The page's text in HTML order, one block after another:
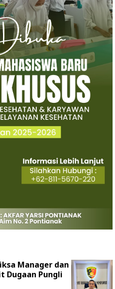
Manager dan
Dugaan Pungli